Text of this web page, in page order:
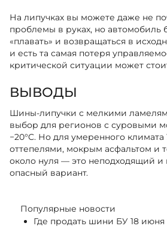
На липучках вы можете даже не
проблемы в руках, но автомобиль
«плавать» и возвращаться в
и есть та самая потеря
критической ситуации может
ВЫВОДЫ
Шины-липучки с мелкими
выбор для регионов с суровыми
−20°C. Но для умеренного
оттепелями, мокрым асфальтом и
около нуля — это неподходящий и
опасный вариант.
Популярные новости
Где продать шини БУ 18 июня